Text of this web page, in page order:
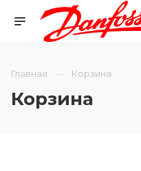
Главная Корзина
Корзина